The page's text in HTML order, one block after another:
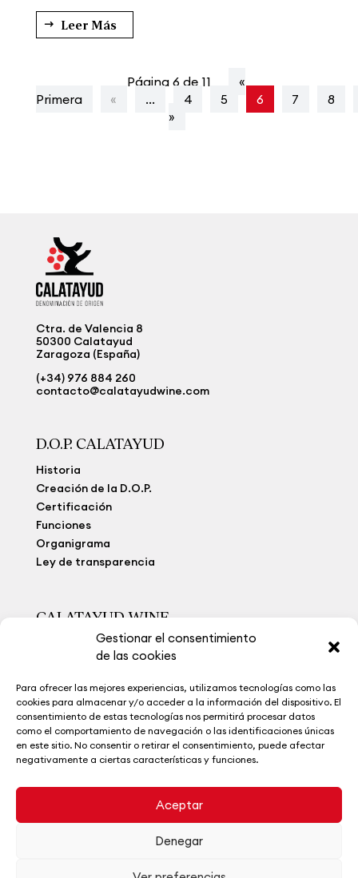
Gestionar el consentimiento
de las cookies
Para ofrecer las mejores experiencias, utilizamos tecnologías como las
cookies para almacenar y/o acceder a la información del dispositivo. El
consentimiento de estas tecnologías nos permitirá procesar datos
como el comportamiento de navegación o las identificaciones únicas
en este sitio. No consentir o retirar el consentimiento, puede afectar
negativamente a ciertas características y funciones.
Aceptar
Denegar
Leer Más
Página 6 de 11
«
Primera
« ... 4 5 6 7
8
»
Ctra. de Valencia 8
50300 Calatayud
Zaragoza (España)
(+34) 976 884 260
contacto@calatayudwine.com
D.O.P. CALATAYUD
Historia
Creación de la D.O.P.
Certificación
Funciones
Organigrama
Ley de transparencia
CALATAYUD WINE
Viñedo Extremo
La Ruta del Vino
Museo del Vino
Noticias
Contacto